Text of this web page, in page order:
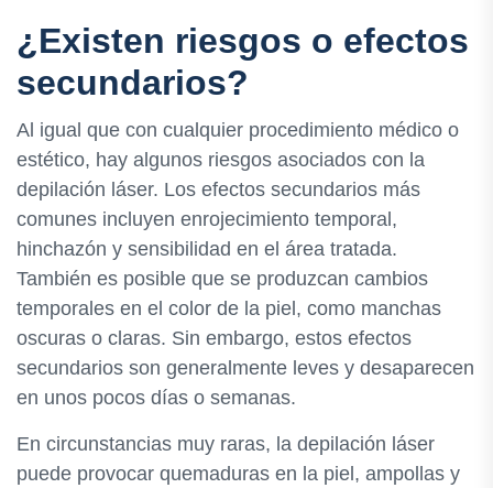
¿Existen riesgos o efectos
secundarios?
Al igual que con cualquier procedimiento médico o
estético, hay algunos riesgos asociados con la
depilación láser. Los efectos secundarios más
comunes incluyen enrojecimiento temporal,
hinchazón y sensibilidad en el área tratada.
También es posible que se produzcan cambios
temporales en el color de la piel, como manchas
oscuras o claras. Sin embargo, estos efectos
secundarios son generalmente leves y desaparecen
en unos pocos días o semanas.
En circunstancias muy raras, la depilación láser
puede provocar quemaduras en la piel, ampollas y